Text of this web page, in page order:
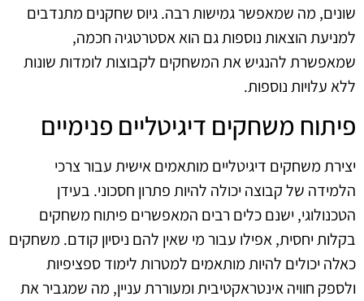
שונים, מה שמאפשר גמישות רבה. גיוס שחקנים מתנדבים
למניעת הוצאות נוספות גם הוא אסטרטגיה חכמה,
שמאפשרת להנגיש את המשחקים לקבוצות לומדות שונות
ללא עלויות נוספות.
פיתוח משחקים דיגיטליים פנימיים
יצירת משחקים דיגיטליים מותאמים אישית עבור צרכי
הלמידה של קבוצה יכולה להיות פתרון חסכוני. בעידן
הטכנולוגי, ישנם כלים רבים המאפשרים פיתוח משחקים
בקלות יחסית, אפילו עבור מי שאין להם ניסיון קודם. משחקים
כאלה יכולים להיות מותאמים למטרות לימוד ספציפיות
ולספק חוויה אינטראקטיבית ומעוררת עניין, מה שמגביר את